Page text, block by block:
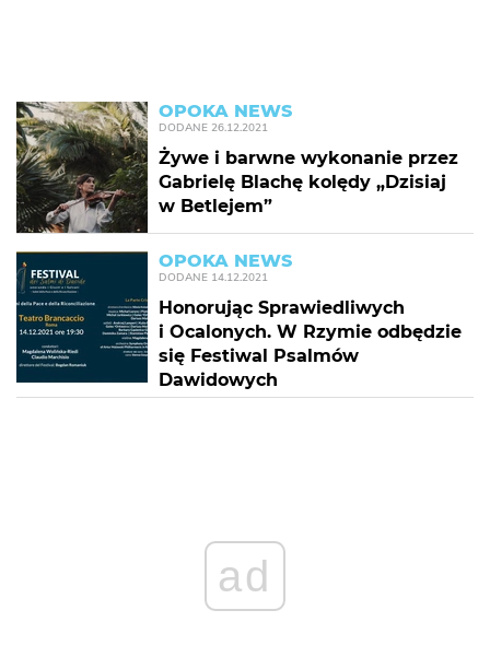
OPOKA NEWS
DODANE 26.12.2021
Żywe i barwne wykonanie przez
Gabrielę Blachę kolędy „Dzisiaj
w Betlejem”
OPOKA NEWS
DODANE 14.12.2021
Honorując Sprawiedliwych
i Ocalonych. W Rzymie odbędzie
się Festiwal Psalmów
Dawidowych
ad